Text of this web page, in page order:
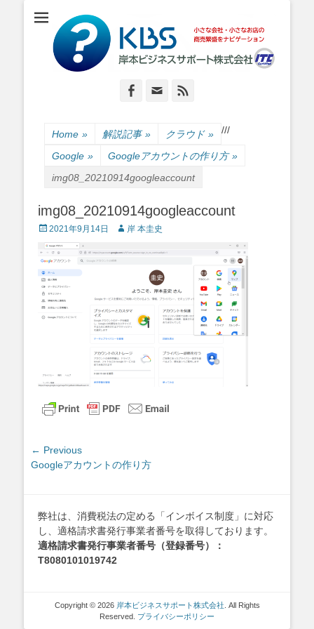
岸本ビジネスサポ
ート株式会社
小さな会社・小さなお店のIT経営をナビゲーション
Facebook
Email
Home » 解説記事 » /
クラウド » /
Google »
/
Googleアカウントの作り方 »
img08_20210914googleaccount
img08_20210914googleaccount
Posted
on
2021年9月14日 Author
岸 本圭史
投
稿
ゲ
ー
シ
ョ
← Previous
Previous
Googleアカウントの作り方
弊社は、消費税法の定める「インボイス制度」に対応
し、適格請求書発行事業者番号を取得しております。
適格請求書発行事業者番号（登録番号）：
T8080101019742
Copyright © 2026 岸本ビジネスサポート株式会社 . All Rights
Reserved. プライバシーポリシー